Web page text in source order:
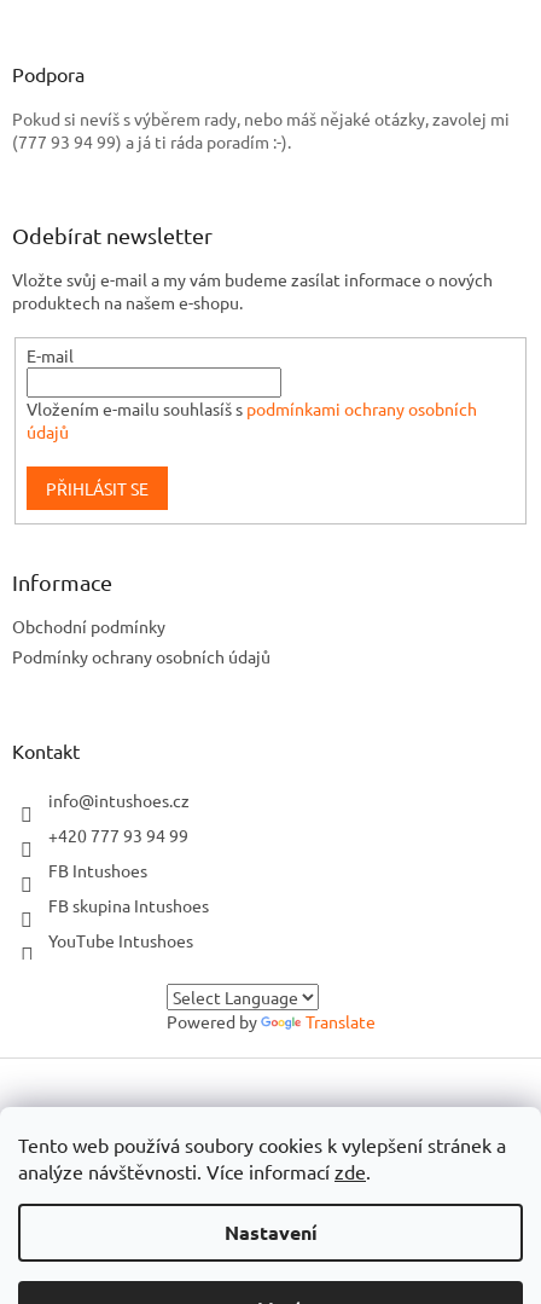
Tento web používá soubory cookies k vylepšení stránek a
analýze návštěvnosti. Více informací zde.
Nastavení
🛠️ Technická přestávka: Od pátku 31. 7. do pondělí 10. 8. budu na
e-shopu ladit procesy. Web si můžeš plně prohlížet, ale bez
objednání. Možnost objednávání bude znovu spuštěn v pondělí 10.
Podpora
Pokud si nevíš s výběrem rady, nebo máš nějaké otázky, zavolej mi
(777 93 94 99) a já ti ráda poradím :-).
Odebírat newsletter
Vložte svůj e-mail a my vám budeme zasílat informace o nových
produktech na našem e-shopu.
E-mail
Vložením e-mailu souhlasíš s podmínkami ochrany osobních
údajů
PŘIHLÁSIT SE
Informace
Obchodní podmínky
Podmínky ochrany osobních údajů
Kontakt
info@intushoes.cz
+420 777 93 94 99
FB Intushoes
FB skupina Intushoes
YouTube Intushoes
Powered by Translate